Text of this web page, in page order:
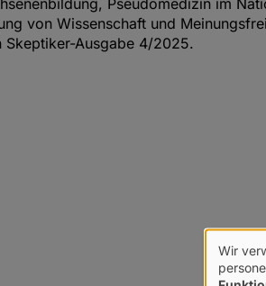
von Wissenschaft und
Skeptiker-Ausgabe 4/2025.
Wir